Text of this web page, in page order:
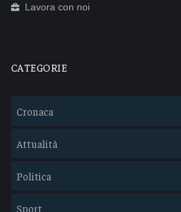
Lavora con noi
CATEGORIE
Cronaca
Attualità
Politica
Sport